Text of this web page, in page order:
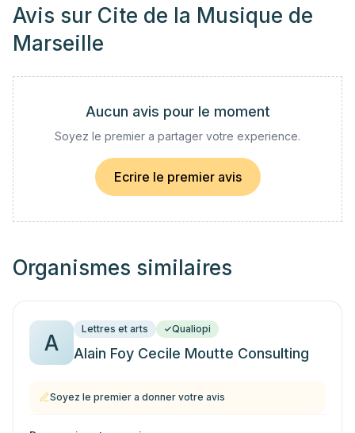
Avis sur Cite de la Musique de
Marseille
Aucun avis pour le moment
Soyez le premier a partager votre experience.
Ecrire le premier avis
Organismes similaires
A
Lettres et arts Qualiopi
Alain Foy Cecile Moutte Consulting
Soyez le premier a donner votre avis